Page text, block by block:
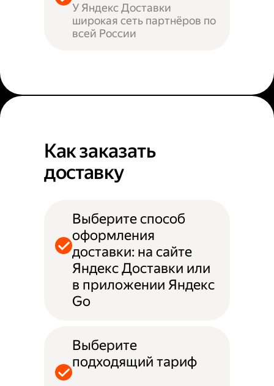
У Яндекс Доставки
широкая сеть партнёров по
всей России
Как заказать
доставку
Выберите способ
оформления
доставки: на сайте
Яндекс Доставки или
в приложении Яндекс
Go
Выберите
подходящий тариф